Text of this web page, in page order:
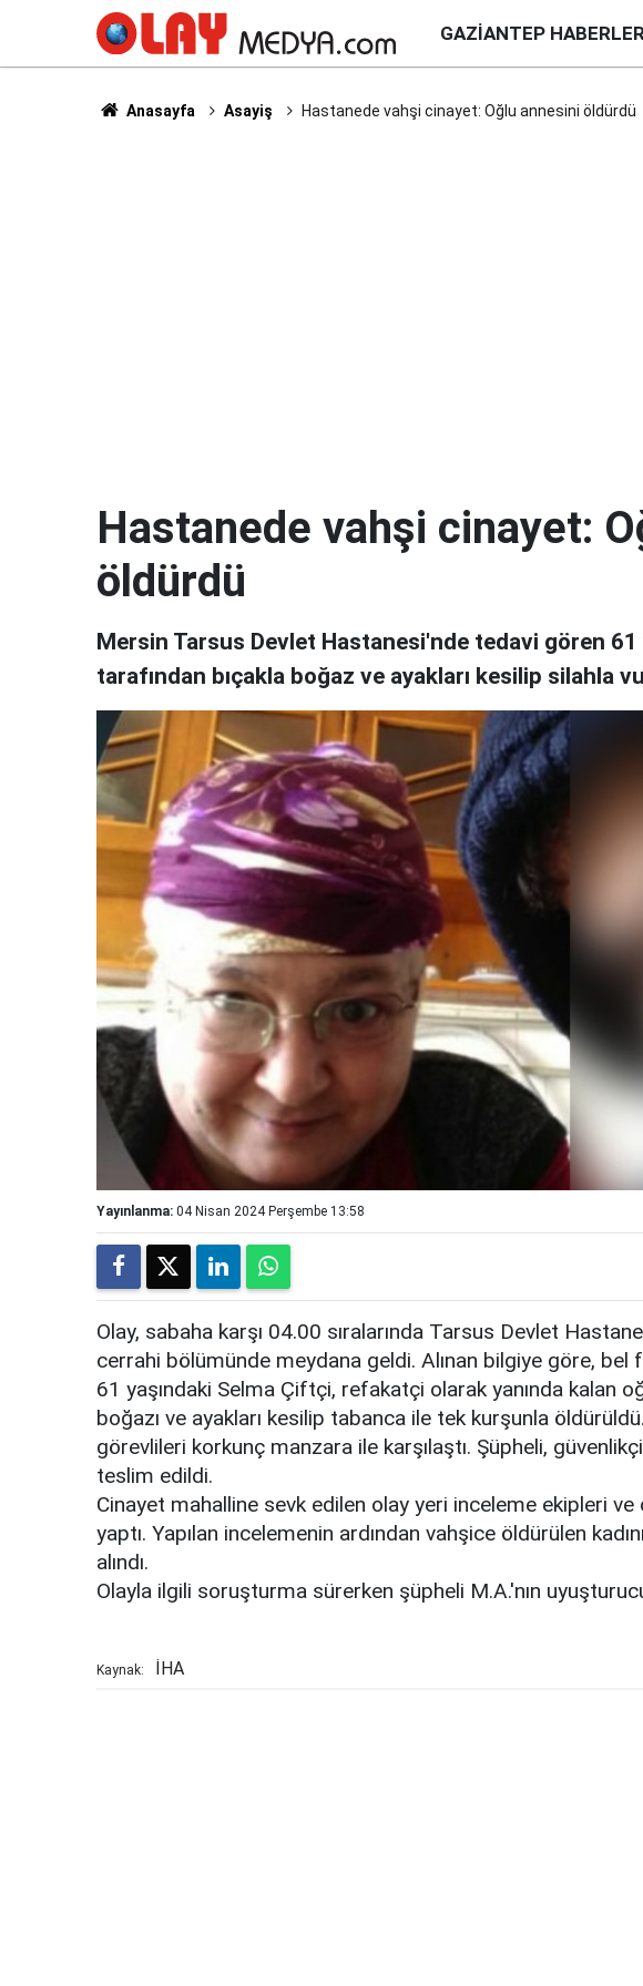
GAZIANTEP HABERLER
Anasayfa Asayiş Hastanede vahşi cinayet: Oğlu annesini öldürdü
Hastanede vahşi cinayet:
öldürdü
Mersin Tarsus Devlet Hastanesi'nde tedavi gören 61
tarafından bıçakla boğaz ve ayakları kesilip silahla
Yayınlanma: 04 Nisan 2024 Perşembe 13:58
Olay, sabaha karşı 04.00 sıralarında Tarsus Devlet
cerrahi bölümünde meydana geldi. Alınan bilgiye göre, bel
61 yaşındaki Selma Çiftçi, refakatçi olarak yanında kalan
boğazı ve ayakları kesilip tabanca ile tek kurşunla
görevlileri korkunç manzara ile karşılaştı. Şüpheli,
teslim edildi.
Cinayet mahalline sevk edilen olay yeri inceleme ekipleri ve
yaptı. Yapılan incelemenin ardından vahşice öldürülen
alındı.
Olayla ilgili soruşturma sürerken şüpheli M.A.'nın
Kaynak: İHA